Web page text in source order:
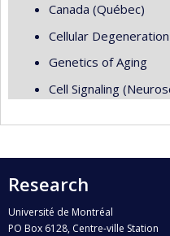
Canada (Québec)
Cellular Degeneration
Genetics of Aging
Cell Signaling
Research
Université de Montréal
PO Box 6128, Centre-ville Station